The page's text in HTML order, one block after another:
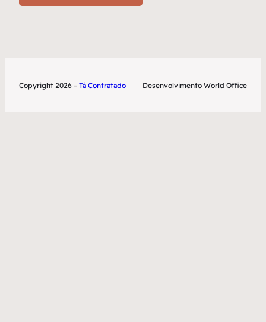
Copyright 2026 – Tá Contratado Desenvolvimento World Office